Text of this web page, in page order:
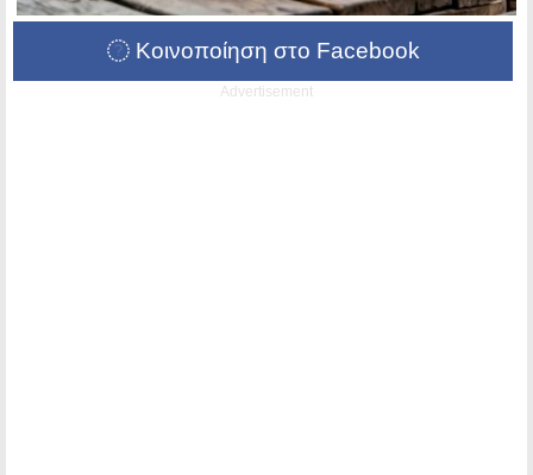
Κοινοποίηση στο Facebook
Advertisement